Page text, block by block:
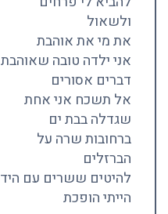
ולשאול
את מי את אוהבת
אני ילדה טובה שאוהבת
דברים אסורים
אל תשכח אני אחת
שגדלה בבת ים
ברחובות שרה על
הברזלים
להיטים ששרים עם היד
הייתי הופכת